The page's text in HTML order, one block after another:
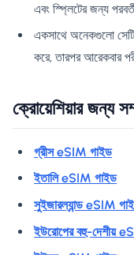
এবং স্প্লিটের জন্য
একসাথে অনেকগুলো
করে, তারপর আরেকবার
ক্রোয়েশিয়ার জন্য
গ্রীস eSIM গাইড
ইতালি eSIM গাইড
সুইজারল্যান্ড eSIM
ইউরোপের বহু-দেশীয়